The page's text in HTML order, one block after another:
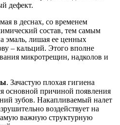
дефект.
в деснах, со временем
состав, тем самым
эмаль, лишая ее ценных
– кальций. Этого вполне
микротрещин, надколов и
. Зачастую плохая гигиена
основной причиной появления
зубов. Накапливаемый налет
воздействует на
важную структурную